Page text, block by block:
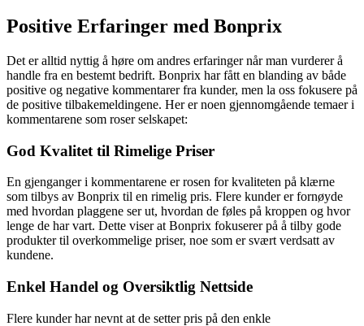
Positive Erfaringer med Bonprix
Det er alltid nyttig å høre om andres erfaringer når man vurderer å
handle fra en bestemt bedrift. Bonprix har fått en blanding av både
positive og negative kommentarer fra kunder, men la oss fokusere på
de positive tilbakemeldingene. Her er noen gjennomgående temaer i
kommentarene som roser selskapet:
God Kvalitet til Rimelige Priser
En gjenganger i kommentarene er rosen for kvaliteten på klærne
som tilbys av Bonprix til en rimelig pris. Flere kunder er fornøyde
med hvordan plaggene ser ut, hvordan de føles på kroppen og hvor
lenge de har vart. Dette viser at Bonprix fokuserer på å tilby gode
produkter til overkommelige priser, noe som er svært verdsatt av
kundene.
Enkel Handel og Oversiktlig Nettside
Flere kunder har nevnt at de setter pris på den enkle